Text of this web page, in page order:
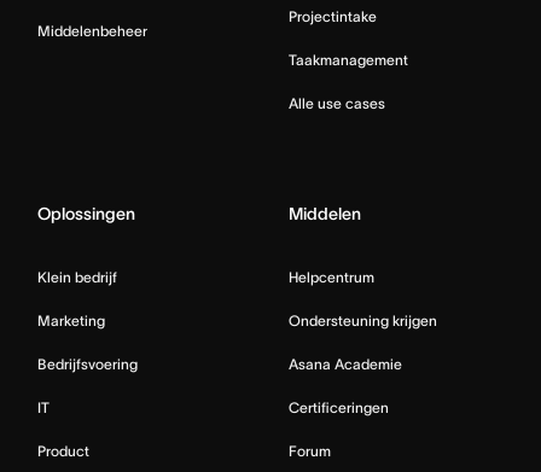
Middelenbeheer
Projectintake
Taakmanagement
Alle use cases
Oplossingen
Klein bedrijf
Marketing
Bedrijfsvoering
IT
Product
Middelen
Helpcentrum
Ondersteuning krijgen
Asana Academie
Certificeringen
Forum